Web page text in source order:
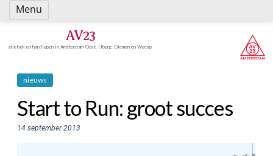
Spring
naar
AV23
atletiek en hardlopen in Amsterdam-Oost, IJburg, Diemen en Weesp
nieuws
Start to Run: groot succes
14 september 2013
Menu